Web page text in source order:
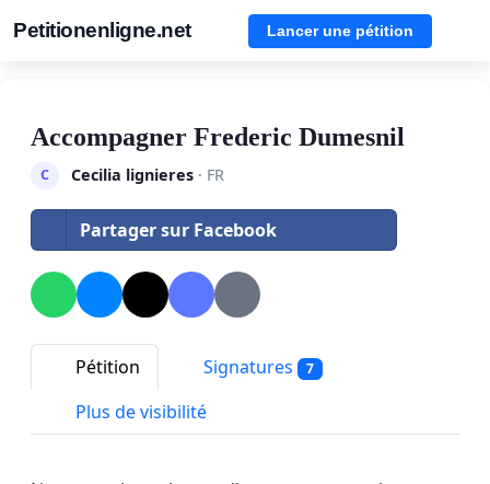
Petitionenligne.net Lancer une pétition
Accompagner Frederic Dumesnil
C Cecilia lignieres· FR
Partager sur Facebook
Pétition Signatures 7
Plus de visibilité